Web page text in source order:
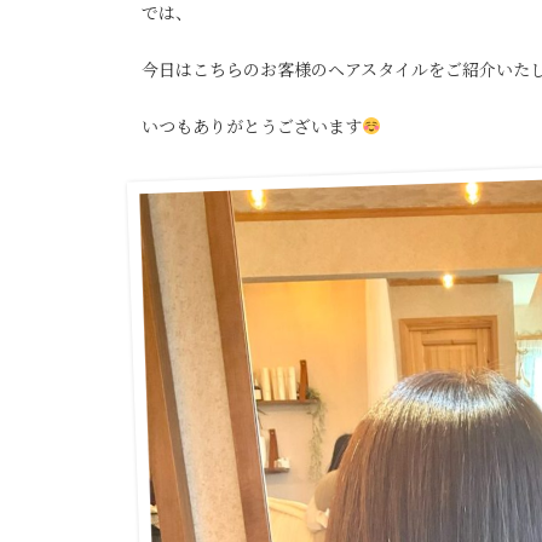
では、
今日はこちらのお客様のヘアスタイルをご紹介いた
いつもありがとうございます